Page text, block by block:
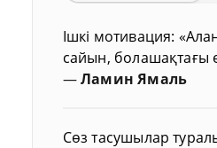
Ішкі мотивация:
сайын, болашақтағы
—Ламин Ямаль
Сөз тасушылар